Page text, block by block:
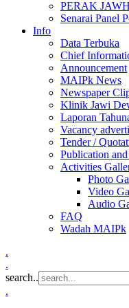
PERAK
Senarai Panel
Info
Data Terbuka
Chief
Announcement
MAIPk News
Newspaper
Klinik Jawi
Laporan
Vacancy
Tender /
Publication
Activities
Photo
Video
Audio
FAQ
Wadah MAIPk
.
.
search..
.